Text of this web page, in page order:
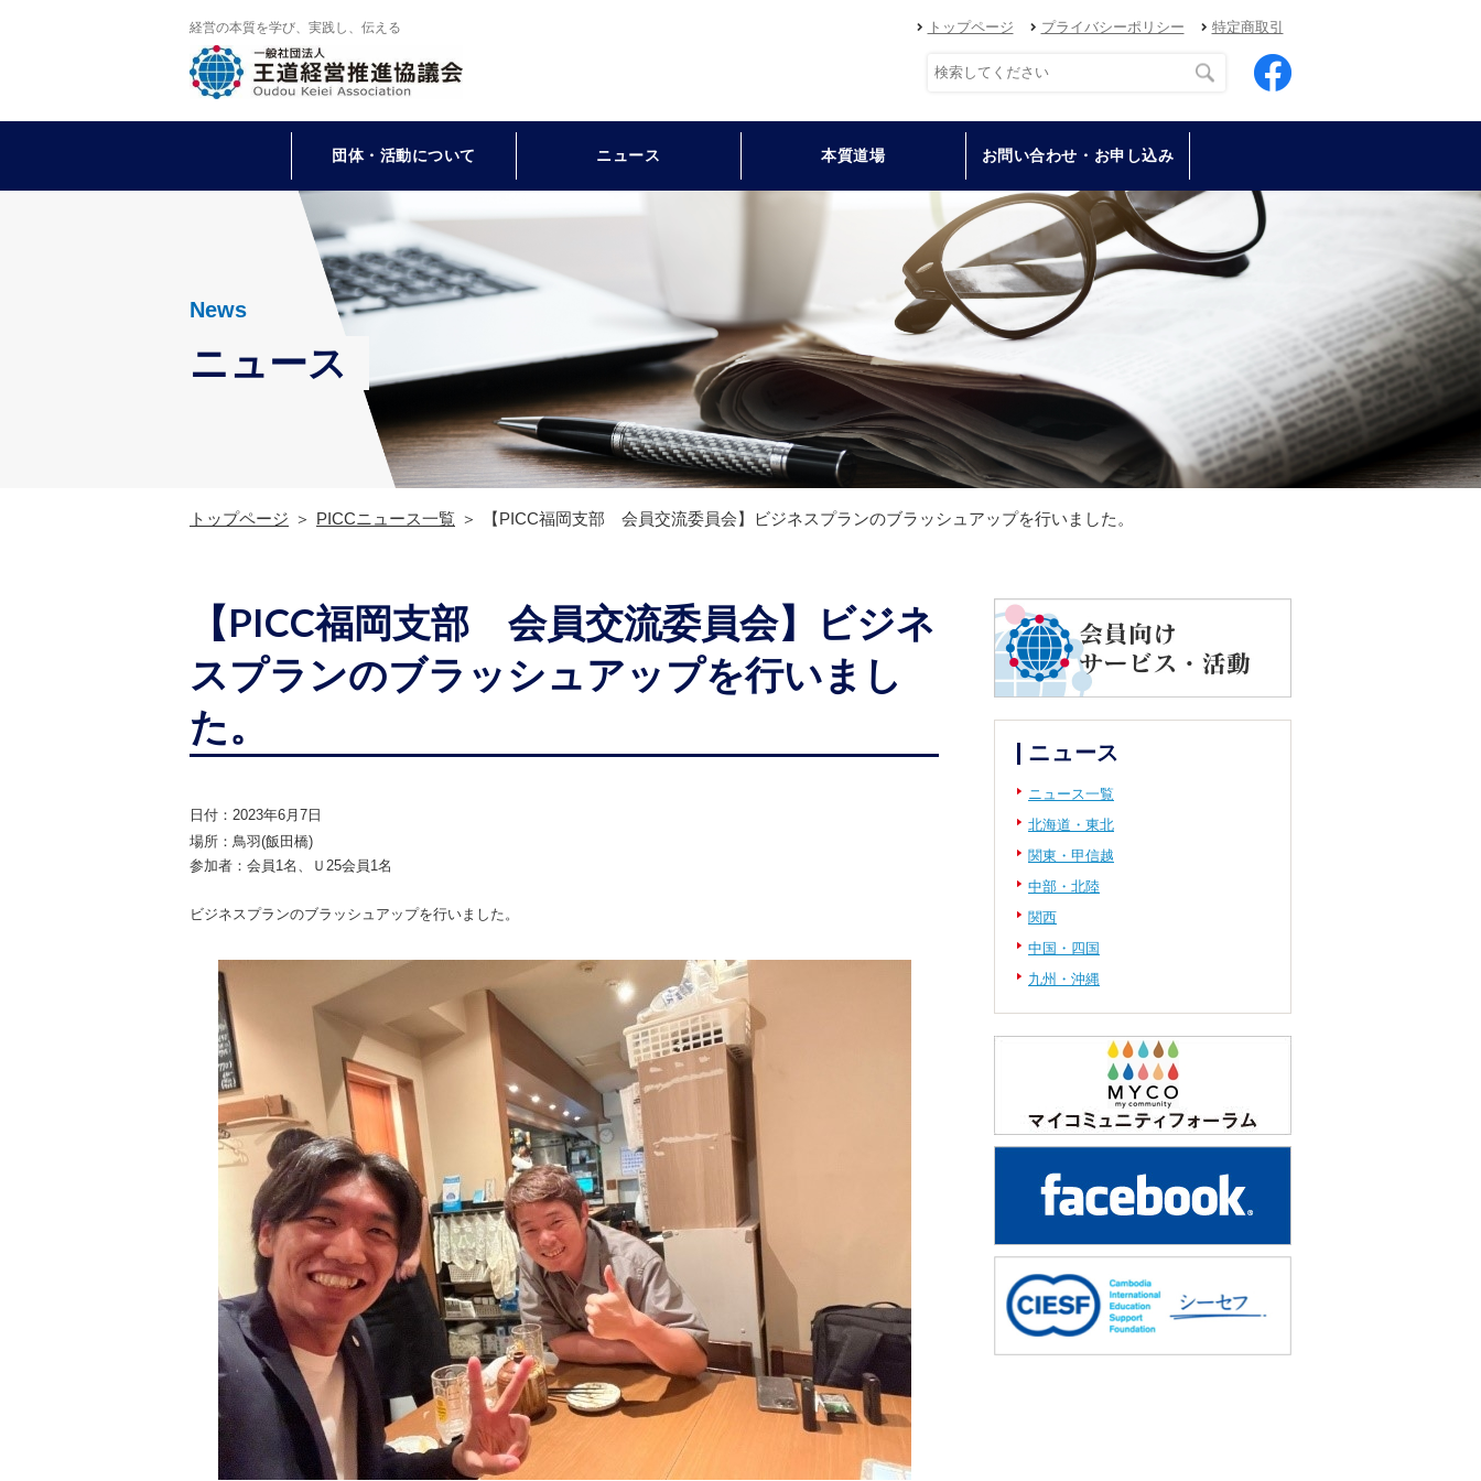
経営の本質を学び、実践し、伝える トップページ プライバシーポリシー 特定商取引
団体・活動について ニュース 本質道場 お問い合わせ・お申し込み
News
ニュース
トップページ PICCニュース一覧 【PICC福岡支部 会員交流委員会】ビジネスプランのブラッシュアップを行いました。
【PICC福岡支部 会員交流委員会】ビジネ
スプランのブラッシュアップを行いまし
た。
日付： 2023年6月7 日
場所： 鳥羽(飯田橋)
参加者： 会員1名 、Ｕ25会員1名
ビジネスプランのブラッシュアップを行いました。
ニュース
ニュース一覧
北海道・東北
関東・甲信越
中部・北陸
関西
中国・四国
九州・沖縄